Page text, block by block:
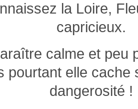
la Loire,
capricieux.
calme et peu
pourtant elle cache
dangerosité !